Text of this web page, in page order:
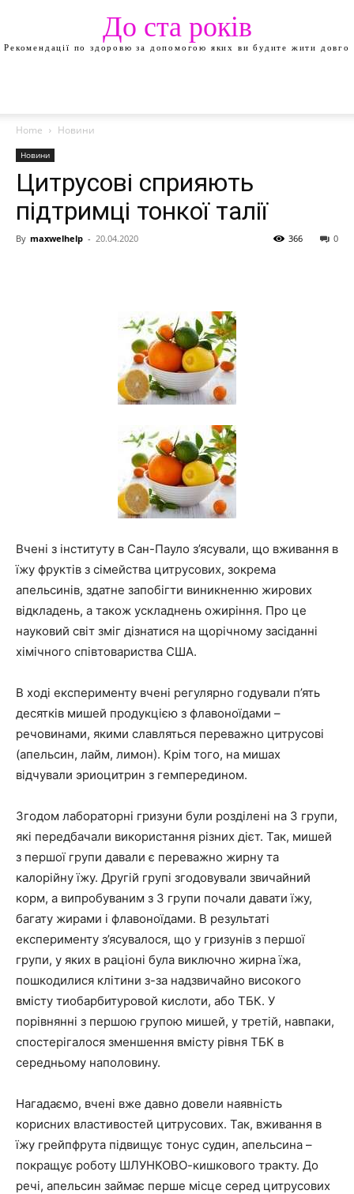
До ста років
Рекомендації по здоровю за допомогою яких ви будите жити довго
Home Новини
Новини
Цитрусові сприяють
підтримці тонкої талії
By maxwelhelp - 20.04.2020 0
366
Вчені з інституту в Сан-Пауло з’ясували, що вживання в
їжу фруктів з сімейства цитрусових, зокрема
апельсинів, здатне запобігти виникненню жирових
відкладень, а також ускладнень ожиріння. Про це
науковий світ зміг дізнатися на щорічному засіданні
хімічного співтовариства США.
В ході експерименту вчені регулярно годували п’ять
десятків мишей продукцією з флавоноїдами –
речовинами, якими славляться переважно цитрусові
(апельсин, лайм, лимон). Крім того, на мишах
відчували эриоцитрин з гемпередином.
Згодом лабораторні гризуни були розділені на 3 групи,
які передбачали використання різних дієт. Так, мишей
з першої групи давали є переважно жирну та
калорійну їжу. Другій групі згодовували звичайний
корм, а випробуваним з 3 групи почали давати їжу,
багату жирами і флавоноїдами. В результаті
експерименту з’ясувалося, що у гризунів з першої
групи, у яких в раціоні була виключно жирна їжа,
пошкодилися клітини з-за надзвичайно високого
вмісту тиобарбитуровой кислоти, або ТБК. У
порівнянні з першою групою мишей, у третій, навпаки,
спостерігалося зменшення вмісту рівня ТБК в
середньому наполовину.
Нагадаємо, вчені вже давно довели наявність
корисних властивостей цитрусових. Так, вживання в
їжу грейпфрута підвищує тонус судин, апельсина –
покращує роботу ШЛУНКОВО-кишкового тракту. До
речі, апельсин займає перше місце серед цитрусових